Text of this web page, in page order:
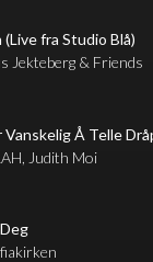
(Live fra Studio Blå)
Jekteberg & Friends
Vanskelig Å Telle
Judith Moi